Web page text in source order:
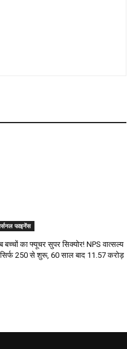
फाइनेंस
बच्चों का फ्यूचर सुपर सिक्योर! NPS वात्सल्य
₹250 से शुरू, 60 साल बाद 11.57 करोड़